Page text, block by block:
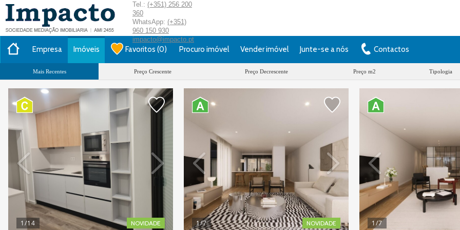
Tel.: (+351) 256 200
360
WhatsApp: (+351)
960 150 930
impacto@impacto.pt
Empresa Imóveis Favoritos (0) Procuro imóvel Vender imóvel Junte-se a nós Contactos
Mais Recentes Preço Crescente Preço Decrescente Preço m2 Tipologia
1/14 NOVIDADE 1/7 NOVIDADE 1/7